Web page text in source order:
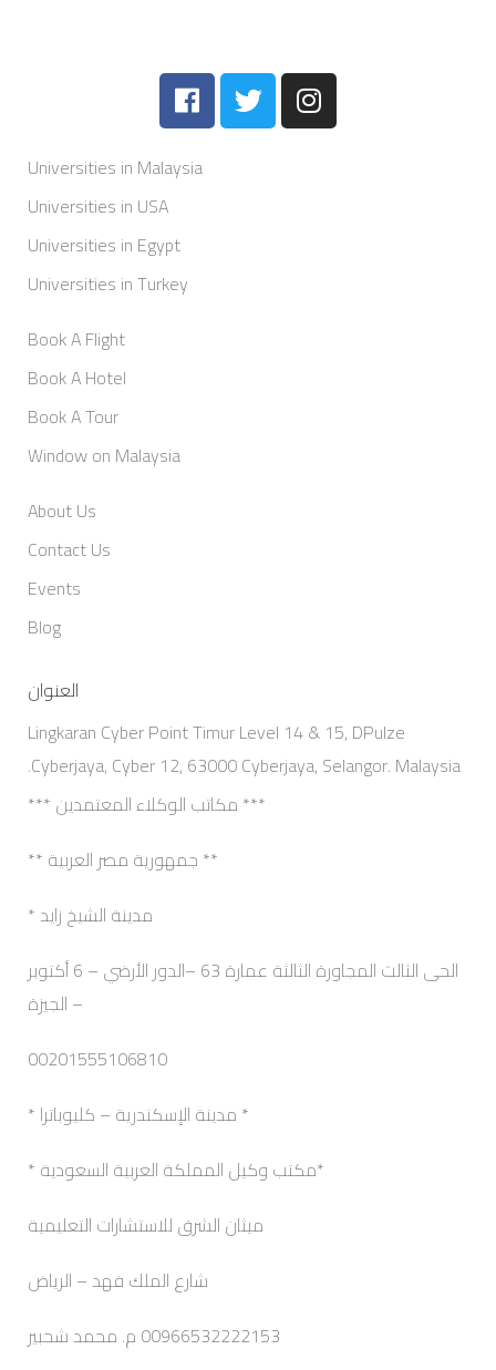
Universities in Malaysia
Universities in USA
Universities in Egypt
Universities in Turkey
Book A Flight
Book A Hotel
Book A Tour
Window on Malaysia
About Us
Contact Us
Events
Blog
العنوان
Lingkaran Cyber Point Timur Level 14 & 15, DPulze
Cyberjaya, Cyber 12, 63000 Cyberjaya, Selangor. Malaysia.
*** مكاتب الوكلاء المعتمدين ***
** جمهورية مصر العربية **
مدينة الشيخ زايد *
الحى الثالث المجاورة الثالثة عمارة 63 –الدور الأرضي – 6 أكتوبر
– الجيزة
00201555106810
* مدينة الإسكندرية – كليوباترا *
*مكتب وكيل المملكة العربية السعودية *
ميثان الشرق للاستشارات التعليمية
شارع الملك فهد – الرياض
00966532222153 م. محمد شحبير